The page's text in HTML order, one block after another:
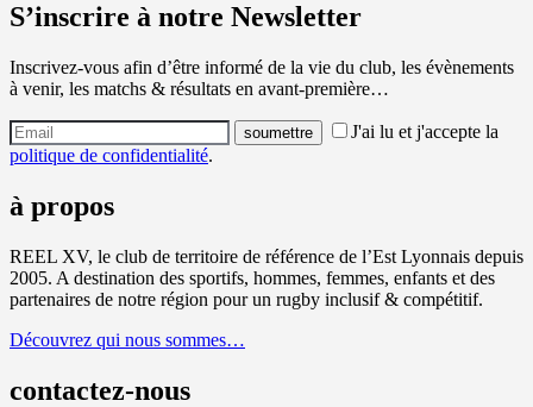
S’inscrire à notre Newsletter
Inscrivez-vous afin d’être informé de la vie du club, les évènements
à venir, les matchs & résultats en avant-première…
J'ai lu et j'accepte la
politique de confidentialité.
à propos
REEL XV, le club de territoire de référence de l’Est Lyonnais depuis
2005. A destination des sportifs, hommes, femmes, enfants et des
partenaires de notre région pour un rugby inclusif & compétitif.
Découvrez qui nous sommes…
contactez-nous